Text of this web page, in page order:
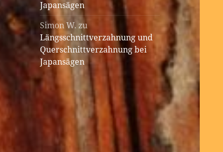
Japansägen
Simon W. zu
Längsschnittverzahnung und
Querschnittverzahnung bei
Japansägen